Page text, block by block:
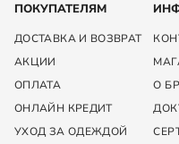
ПОКУПАТЕЛЯМ
ДОСТАВКА И ВОЗВРАТ
АКЦИИ
ОПЛАТА
ОНЛАЙН КРЕДИТ
УХОД ЗА ОДЕЖДОЙ
О